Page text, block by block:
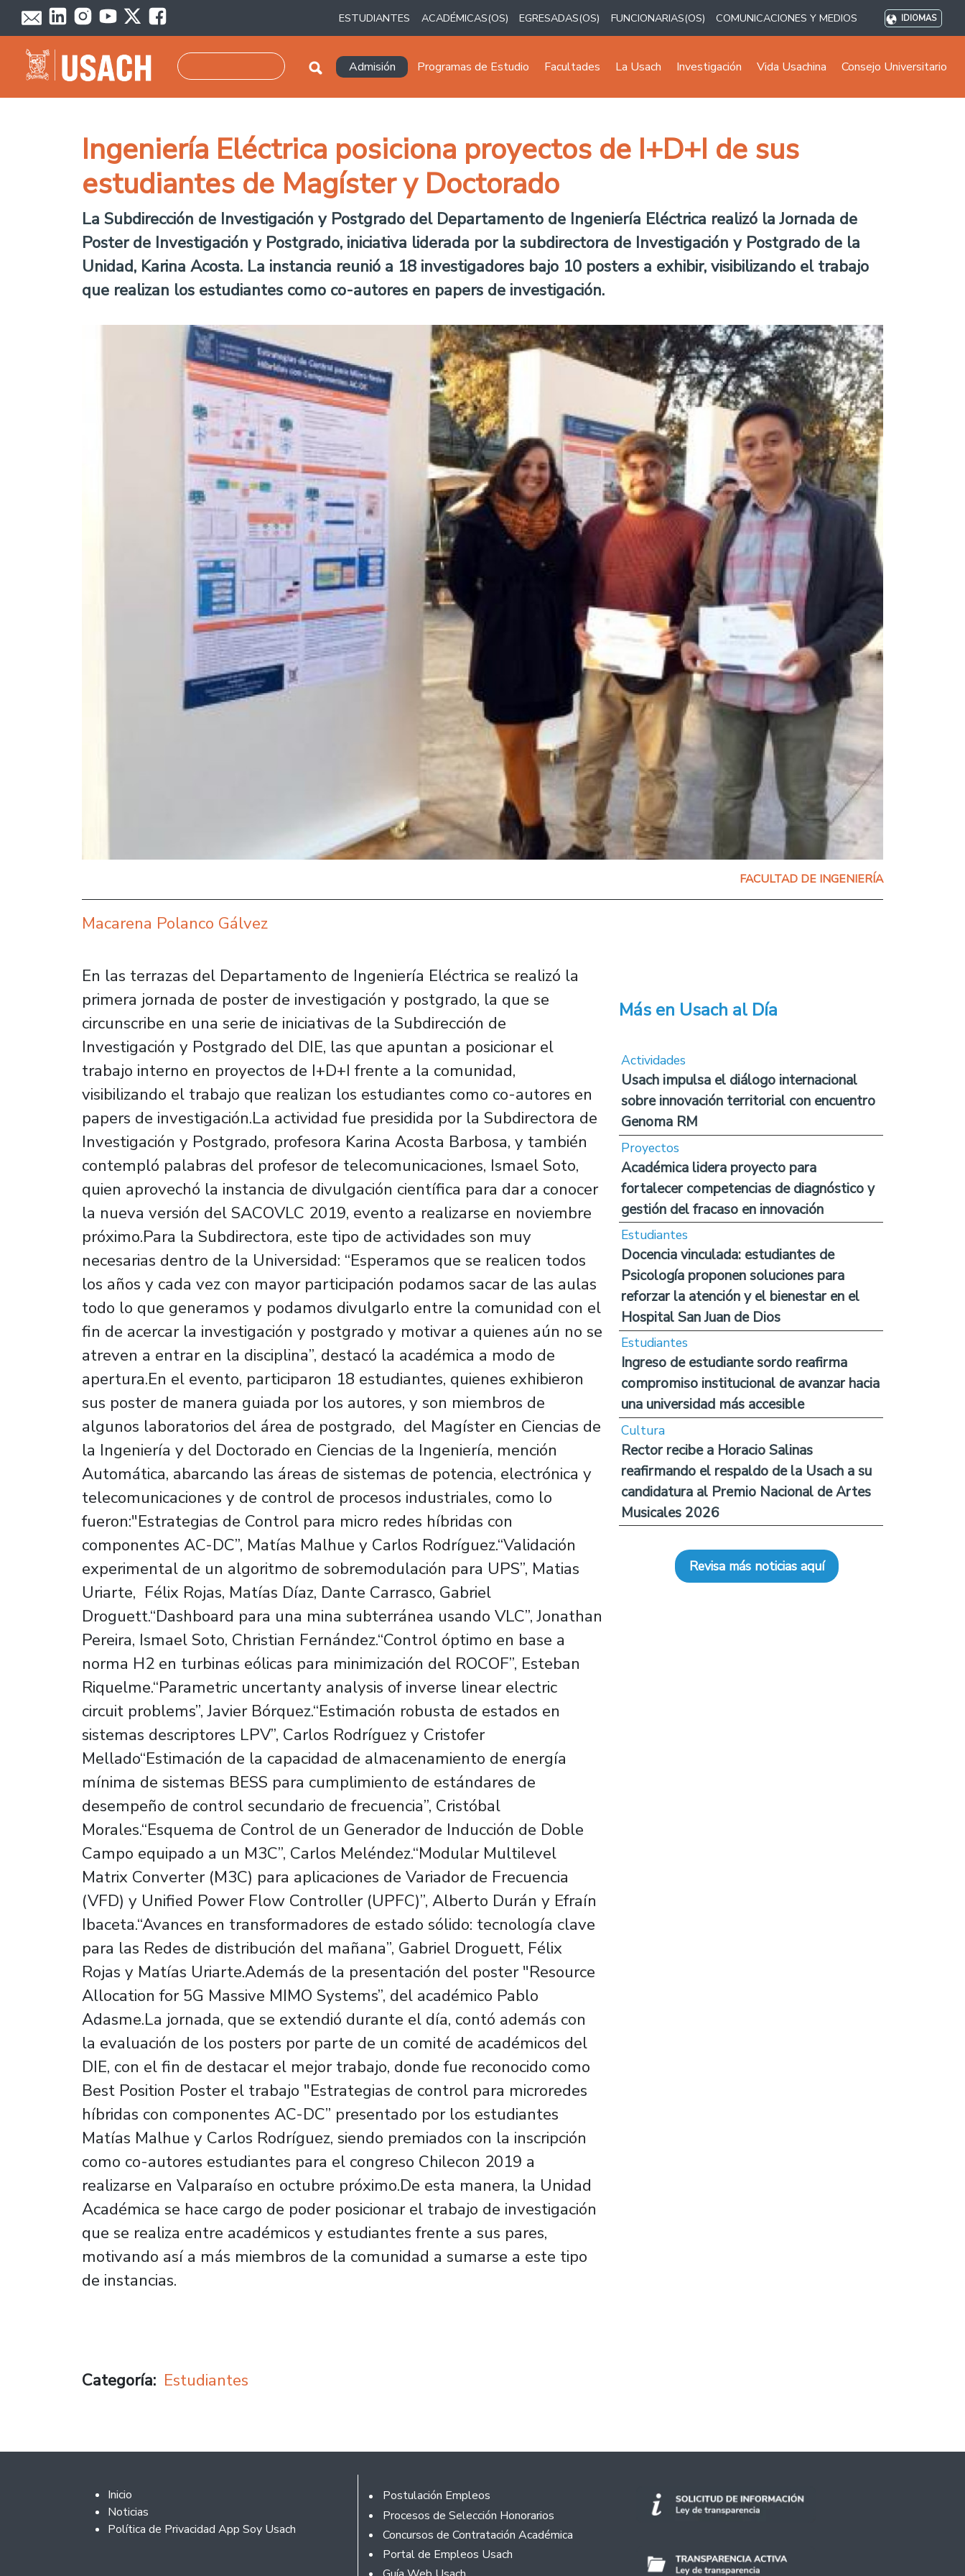
Pasar al contenido principal
ESTUDIANTES ACADÉMICAS(OS) EGRESADAS(OS) FUNCIONARIAS(OS) COMUNICACIONES Y MEDIOS IDIOMAS
Navegación principal
Admisión Programas de Estudio Facultades La Usach Investigación Vida Usachina Consejo Universitario
Ingeniería Eléctrica posiciona proyectos de I+D+I de sus
estudiantes de Magíster y Doctorado
La Subdirección de Investigación y Postgrado del Departamento de Ingeniería Eléctrica realizó la Jornada de
Poster de Investigación y Postgrado, iniciativa liderada por la subdirectora de Investigación y Postgrado de la
Unidad, Karina Acosta. La instancia reunió a 18 investigadores bajo 10 posters a exhibir, visibilizando el trabajo
que realizan los estudiantes como co-autores en papers de investigación.
FACULTAD DE INGENIERÍA
Macarena Polanco Gálvez
En las terrazas del Departamento de Ingeniería Eléctrica se realizó la
primera jornada de poster de investigación y postgrado, la que se
circunscribe en una serie de iniciativas de la Subdirección de
Investigación y Postgrado del DIE, las que apuntan a posicionar el
trabajo interno en proyectos de I+D+I frente a la comunidad,
visibilizando el trabajo que realizan los estudiantes como co-autores en
papers de investigación.La actividad fue presidida por la Subdirectora de
Investigación y Postgrado, profesora Karina Acosta Barbosa, y también
contempló palabras del profesor de telecomunicaciones, Ismael Soto,
quien aprovechó la instancia de divulgación científica para dar a conocer
la nueva versión del SACOVLC 2019, evento a realizarse en noviembre
próximo.Para la Subdirectora, este tipo de actividades son muy
necesarias dentro de la Universidad: “Esperamos que se realicen todos
los años y cada vez con mayor participación podamos sacar de las aulas
todo lo que generamos y podamos divulgarlo entre la comunidad con el
fin de acercar la investigación y postgrado y motivar a quienes aún no se
atreven a entrar en la disciplina”, destacó la académica a modo de
apertura.En el evento, participaron 18 estudiantes, quienes exhibieron
sus poster de manera guiada por los autores, y son miembros de
algunos laboratorios del área de postgrado, del Magíster en Ciencias de
la Ingeniería y del Doctorado en Ciencias de la Ingeniería, mención
Automática, abarcando las áreas de sistemas de potencia, electrónica y
telecomunicaciones y de control de procesos industriales, como lo
fueron:"Estrategias de Control para micro redes híbridas con
componentes AC-DC”, Matías Malhue y Carlos Rodríguez.“Validación
experimental de un algoritmo de sobremodulación para UPS”, Matias
Uriarte, Félix Rojas, Matías Díaz, Dante Carrasco, Gabriel
Droguett.“Dashboard para una mina subterránea usando VLC”, Jonathan
Pereira, Ismael Soto, Christian Fernández.“Control óptimo en base a
norma H2 en turbinas eólicas para minimización del ROCOF”, Esteban
Riquelme.“Parametric uncertanty analysis of inverse linear electric
circuit problems”, Javier Bórquez.“Estimación robusta de estados en
sistemas descriptores LPV”, Carlos Rodríguez y Cristofer
Mellado“Estimación de la capacidad de almacenamiento de energía
mínima de sistemas BESS para cumplimiento de estándares de
desempeño de control secundario de frecuencia”, Cristóbal
Morales.“Esquema de Control de un Generador de Inducción de Doble
Campo equipado a un M3C”, Carlos Meléndez.“Modular Multilevel
Matrix Converter (M3C) para aplicaciones de Variador de Frecuencia
(VFD) y Unified Power Flow Controller (UPFC)”, Alberto Durán y Efraín
Ibaceta.“Avances en transformadores de estado sólido: tecnología clave
para las Redes de distribución del mañana”, Gabriel Droguett, Félix
Rojas y Matías Uriarte.Además de la presentación del poster "Resource
Allocation for 5G Massive MIMO Systems”, del académico Pablo
Adasme.La jornada, que se extendió durante el día, contó además con
la evaluación de los posters por parte de un comité de académicos del
DIE, con el fin de destacar el mejor trabajo, donde fue reconocido como
Best Position Poster el trabajo "Estrategias de control para microredes
híbridas con componentes AC-DC” presentado por los estudiantes
Matías Malhue y Carlos Rodríguez, siendo premiados con la inscripción
como co-autores estudiantes para el congreso Chilecon 2019 a
realizarse en Valparaíso en octubre próximo.De esta manera, la Unidad
Académica se hace cargo de poder posicionar el trabajo de investigación
que se realiza entre académicos y estudiantes frente a sus pares,
motivando así a más miembros de la comunidad a sumarse a este tipo
de instancias.
Categoría Estudiantes
Más en Usach al Día
Actividades
Usach impulsa el diálogo internacional
sobre innovación territorial con encuentro
Genoma RM
Proyectos
Académica lidera proyecto para
fortalecer competencias de diagnóstico y
gestión del fracaso en innovación
Estudiantes
Docencia vinculada: estudiantes de
Psicología proponen soluciones para
reforzar la atención y el bienestar en el
Hospital San Juan de Dios
Estudiantes
Ingreso de estudiante sordo reafirma
compromiso institucional de avanzar hacia
una universidad más accesible
Cultura
Rector recibe a Horacio Salinas
reafirmando el respaldo de la Usach a su
candidatura al Premio Nacional de Artes
Musicales 2026
Revisa más noticias aquí
Footer 2
Inicio
Noticias
Política de Privacidad App Soy Usach
Footer
Postulación Empleos
Procesos de Selección Honorarios
Concursos de Contratación Académica
Portal de Empleos Usach